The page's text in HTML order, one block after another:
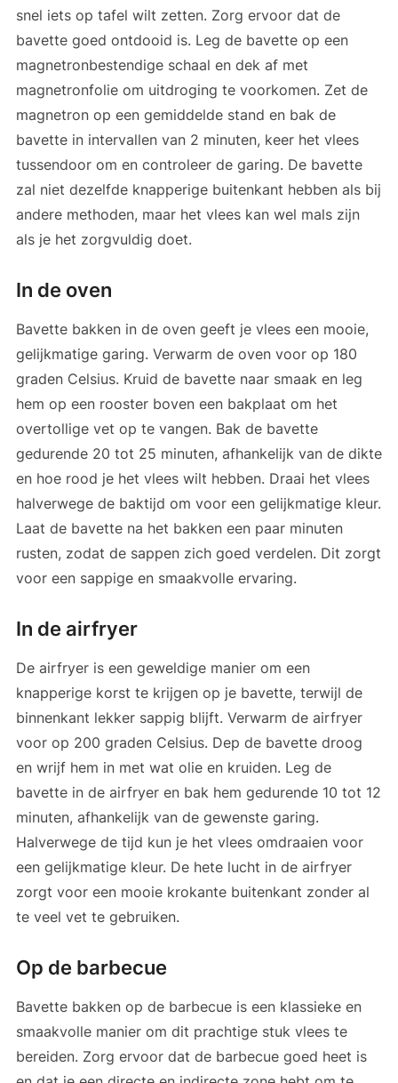
snel iets op tafel wilt zetten. Zorg ervoor dat de
bavette goed ontdooid is. Leg de bavette op een
magnetronbestendige schaal en dek af met
magnetronfolie om uitdroging te voorkomen. Zet de
magnetron op een gemiddelde stand en bak de
bavette in intervallen van 2 minuten, keer het vlees
tussendoor om en controleer de garing. De bavette
zal niet dezelfde knapperige buitenkant hebben als bij
andere methoden, maar het vlees kan wel mals zijn
als je het zorgvuldig doet.
In de oven
Bavette bakken in de oven geeft je vlees een mooie,
gelijkmatige garing. Verwarm de oven voor op 180
graden Celsius. Kruid de bavette naar smaak en leg
hem op een rooster boven een bakplaat om het
overtollige vet op te vangen. Bak de bavette
gedurende 20 tot 25 minuten, afhankelijk van de dikte
en hoe rood je het vlees wilt hebben. Draai het vlees
halverwege de baktijd om voor een gelijkmatige kleur.
Laat de bavette na het bakken een paar minuten
rusten, zodat de sappen zich goed verdelen. Dit zorgt
voor een sappige en smaakvolle ervaring.
In de airfryer
De airfryer is een geweldige manier om een
knapperige korst te krijgen op je bavette, terwijl de
binnenkant lekker sappig blijft. Verwarm de airfryer
voor op 200 graden Celsius. Dep de bavette droog
en wrijf hem in met wat olie en kruiden. Leg de
bavette in de airfryer en bak hem gedurende 10 tot 12
minuten, afhankelijk van de gewenste garing.
Halverwege de tijd kun je het vlees omdraaien voor
een gelijkmatige kleur. De hete lucht in de airfryer
zorgt voor een mooie krokante buitenkant zonder al
te veel vet te gebruiken.
Op de barbecue
Bavette bakken op de barbecue is een klassieke en
smaakvolle manier om dit prachtige stuk vlees te
bereiden. Zorg ervoor dat de barbecue goed heet is